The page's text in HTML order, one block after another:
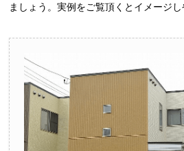
ましょう。実例をご覧頂くとイメージし